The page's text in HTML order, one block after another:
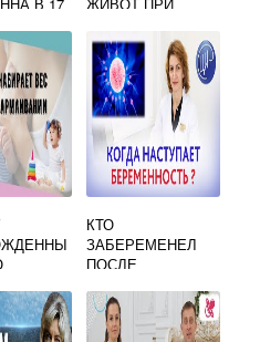
КТО
ЗАБЕРЕМЕНЕЛ
ПОСЛЕ
ФОРУМ